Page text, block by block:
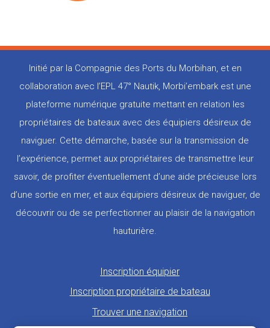
Initié par la Compagnie des Ports du Morbihan, et en
collaboration avec l’EPL 47° Nautik, Morbi’embark est une
plateforme numérique gratuite mettant en relation les
propriétaires de bateaux avec des équipiers désireux de
naviguer. Cette démarche, basée sur la transmission de
l’expérience, permet aux propriétaires de transmettre leur
savoir, de profiter éventuellement d’une aide précieuse lors
d’une sortie en mer, et aux équipiers désireux de naviguer, de
découvrir ou de se perfectionner au plaisir de la navigation
hauturière.
Inscription équipier
Inscription propriétaire de bateau
Trouver une navigation